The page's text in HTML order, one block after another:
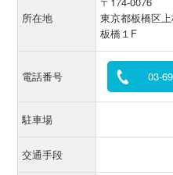
所在地
東京都板橋区
板橋１F
電話番号 03-
駐車場
交通手段